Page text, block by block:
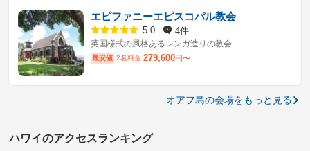
エピファニーエピスコパル教会
5.0 4件
英国様式の風格あるレンガ造りの教会
最安値 2名料金 279,600円〜
オアフ島の会場をもっと見る
ハワイのアクセスランキング